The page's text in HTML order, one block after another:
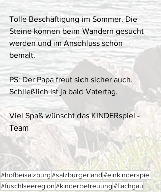
Tolle Beschäftigung im Sommer. Die
Steine können beim Wandern gesucht
werden und im Anschluss schön
bemalt.
PS: Der Papa freut sich sicher auch.
Schließlich ist ja bald Vatertag.
Viel Spaß wünscht das KINDERspiel -
Team
#hofbeisalzburg#salzburgerland#einkinderspiel
#fuschlseeregion#kinderbetreuung#flachgau